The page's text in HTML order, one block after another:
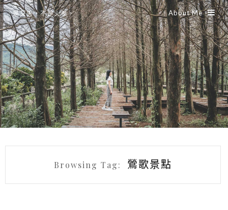
是艾思，不是火拳。 About Me
Browsing Tag: 鶯歌景點